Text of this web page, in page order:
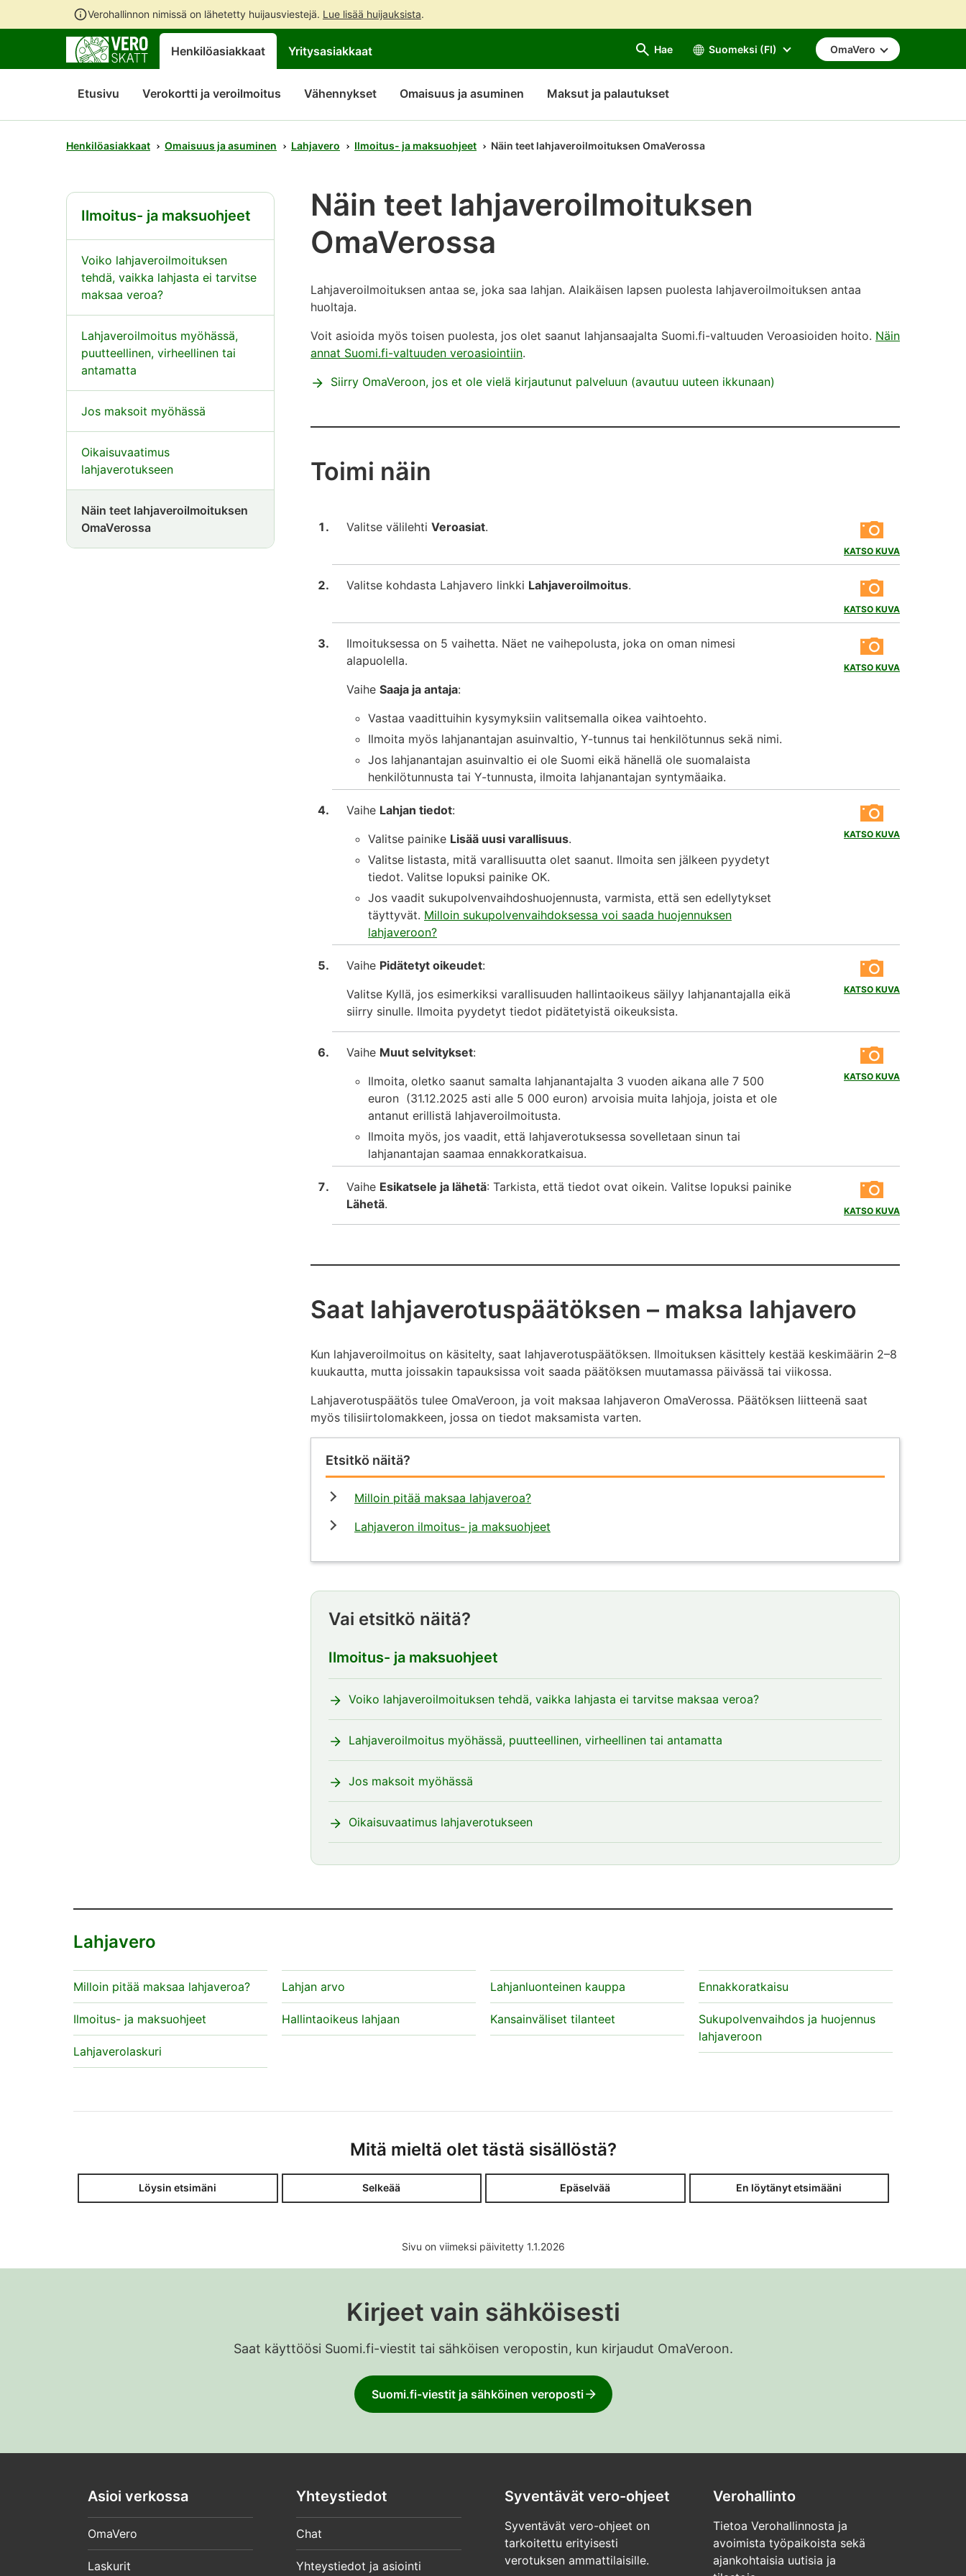
Verohallinnon nimissä on lähetetty huijausviestejä. Lue lisää huijauksista.
sisältöön
sivuston
hakuun
keskustelu
Henkilöasiakkaat Yritysasiakkaat Hae Suomeksi (FI) OmaVero
Etusivu Verokortti ja veroilmoitus Vähennykset Omaisuus ja asuminen Maksut ja palautukset
Henkilöasiakkaat Omaisuus ja asuminen Lahjavero Ilmoitus- ja maksuohjeet Näin teet lahjaveroilmoituksen OmaVerossa
Ilmoitus- ja maksuohjeet
Voiko lahjaveroilmoituksen
tehdä, vaikka lahjasta ei tarvitse
maksaa veroa?
Lahjaveroilmoitus myöhässä,
puutteellinen, virheellinen tai
antamatta
Jos maksoit myöhässä
Oikaisuvaatimus
lahjaverotukseen
Näin teet lahjaveroilmoituksen
OmaVerossa
Näin teet lahjaveroilmoituksen
OmaVerossa
Lahjaveroilmoituksen antaa se, joka saa lahjan. Alaikäisen lapsen puolesta lahjaveroilmoituksen antaa
huoltaja.
Voit asioida myös toisen puolesta, jos olet saanut lahjansaajalta Suomi.fi-valtuuden Veroasioiden hoito. Näin
annat Suomi.fi-valtuuden veroasiointiin.
Siirry OmaVeroon, jos et ole vielä kirjautunut palveluun (avautuu uuteen ikkunaan)
Toimi näin
KATSO KUVA
Valitse välilehti Veroasiat.
KATSO KUVA
Valitse kohdasta Lahjavero linkki Lahjaveroilmoitus.
KATSO KUVA
Ilmoituksessa on 5 vaihetta. Näet ne vaihepolusta, joka on oman nimesi
alapuolella.
Vaihe Saaja ja antaja:
Vastaa vaadittuihin kysymyksiin valitsemalla oikea vaihtoehto.
Ilmoita myös lahjanantajan asuinvaltio, Y-tunnus tai henkilötunnus sekä nimi.
Jos lahjanantajan asuinvaltio ei ole Suomi eikä hänellä ole suomalaista
henkilötunnusta tai Y-tunnusta, ilmoita lahjanantajan syntymäaika.
KATSO KUVA
Vaihe Lahjan tiedot:
Valitse painike Lisää uusi varallisuus.
Valitse listasta, mitä varallisuutta olet saanut. Ilmoita sen jälkeen pyydetyt
tiedot. Valitse lopuksi painike OK.
Jos vaadit sukupolvenvaihdoshuojennusta, varmista, että sen edellytykset
täyttyvät. Milloin sukupolvenvaihdoksessa voi saada huojennuksen
lahjaveroon?
KATSO KUVA
Vaihe Pidätetyt oikeudet:
Valitse Kyllä, jos esimerkiksi varallisuuden hallintaoikeus säilyy lahjanantajalla eikä
siirry sinulle. Ilmoita pyydetyt tiedot pidätetyistä oikeuksista.
KATSO KUVA
Vaihe Muut selvitykset:
Ilmoita, oletko saanut samalta lahjanantajalta 3 vuoden aikana alle 7 500
euron (31.12.2025 asti alle 5 000 euron) arvoisia muita lahjoja, joista et ole
antanut erillistä lahjaveroilmoitusta.
Ilmoita myös, jos vaadit, että lahjaverotuksessa sovelletaan sinun tai
lahjanantajan saamaa ennakkoratkaisua.
KATSO KUVA
Vaihe Esikatsele ja lähetä: Tarkista, että tiedot ovat oikein. Valitse lopuksi painike
Lähetä.
Saat lahjaverotuspäätöksen – maksa lahjavero
Kun lahjaveroilmoitus on käsitelty, saat lahjaverotuspäätöksen. Ilmoituksen käsittely kestää keskimäärin 2–8
kuukautta, mutta joissakin tapauksissa voit saada päätöksen muutamassa päivässä tai viikossa.
Lahjaverotuspäätös tulee OmaVeroon, ja voit maksaa lahjaveron OmaVerossa. Päätöksen liitteenä saat
myös tilisiirtolomakkeen, jossa on tiedot maksamista varten.
Etsitkö näitä?
Milloin pitää maksaa lahjaveroa?
Lahjaveron ilmoitus- ja maksuohjeet
Vai etsitkö näitä?
Ilmoitus- ja maksuohjeet
Voiko lahjaveroilmoituksen tehdä, vaikka lahjasta ei tarvitse maksaa veroa?
Lahjaveroilmoitus myöhässä, puutteellinen, virheellinen tai antamatta
Jos maksoit myöhässä
Oikaisuvaatimus lahjaverotukseen
Lahjavero
Milloin pitää maksaa lahjaveroa?
Ilmoitus- ja maksuohjeet
Lahjaverolaskuri
Lahjan arvo
Hallintaoikeus lahjaan
Lahjanluonteinen kauppa
Kansainväliset tilanteet
Ennakkoratkaisu
Sukupolvenvaihdos ja huojennus
lahjaveroon
Mitä mieltä olet tästä sisällöstä?
Löysin etsimäni Selkeää Epäselvää En löytänyt etsimääni
Sivu on viimeksi päivitetty 1.1.2026
Kirjeet vain sähköisesti
Saat käyttöösi Suomi.fi-viestit tai sähköisen veropostin, kun kirjaudut OmaVeroon.
Suomi.fi-viestit ja sähköinen veroposti
Asioi verkossa
OmaVero
Laskurit
Yhteystiedot
Chat
Yhteystiedot ja asiointi
Syventävät vero-ohjeet
Syventävät vero-ohjeet on
tarkoitettu erityisesti
verotuksen ammattilaisille.
Verohallinto
Tietoa Verohallinnosta ja
avoimista työpaikoista sekä
ajankohtaisia uutisia ja